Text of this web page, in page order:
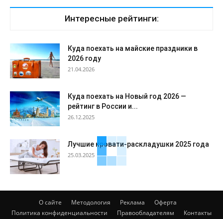
Интересные рейтинги:
Куда поехать на майские праздники в
2026 году
21.04.2026
Куда поехать на Новый год 2026 —
рейтинг в России и...
26.12.2025
Лучшие кровати-раскладушки 2025 года
25.03.2025
О сайте Методология Реклама
Оферта
Политика конфиденциальности
Правообладателям Контакты